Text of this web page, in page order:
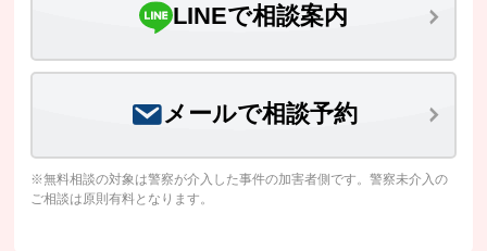
LINEで相談案内
メールで相談予約
※無料相談の対象は警察が介入した事件の加害者側です。警察未介入の
ご相談は原則有料となります。